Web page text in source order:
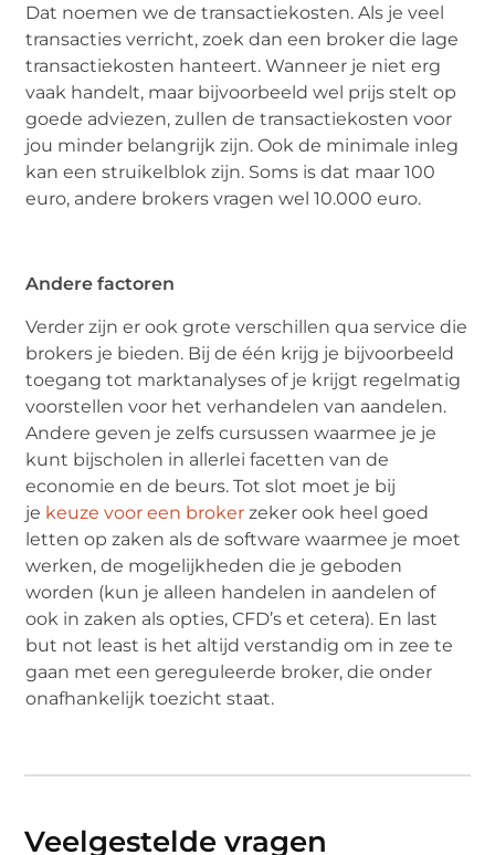
Dat noemen we de transactiekosten. Als je veel
transacties verricht, zoek dan een broker die lage
transactiekosten hanteert. Wanneer je niet erg
vaak handelt, maar bijvoorbeeld wel prijs stelt op
goede adviezen, zullen de transactiekosten voor
jou minder belangrijk zijn. Ook de minimale inleg
kan een struikelblok zijn. Soms is dat maar 100
euro, andere brokers vragen wel 10.000 euro.
Andere factoren
Verder zijn er ook grote verschillen qua service die
brokers je bieden. Bij de één krijg je bijvoorbeeld
toegang tot marktanalyses of je krijgt regelmatig
voorstellen voor het verhandelen van aandelen.
Andere geven je zelfs cursussen waarmee je je
kunt bijscholen in allerlei facetten van de
economie en de beurs. Tot slot moet je bij
je keuze voor een broker zeker ook heel goed
letten op zaken als de software waarmee je moet
werken, de mogelijkheden die je geboden
worden (kun je alleen handelen in aandelen of
ook in zaken als opties, CFD’s et cetera). En last
but not least is het altijd verstandig om in zee te
gaan met een gereguleerde broker, die onder
onafhankelijk toezicht staat.
Veelgestelde vragen